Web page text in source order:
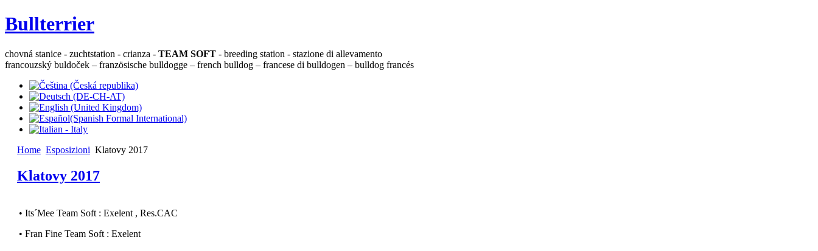
Bullterrier
chovná stanice - zuchtstation - crianza - TEAM SOFT - breeding station - stazione di allevamento
francouzský buldoček – französische bulldogge – french bulldog – francese di bulldogen – bulldog francés
Home Esposizioni Klatovy 2017
Klatovy 2017
• Its´Mee Team Soft : Exelent , Res.CAC
• Fran Fine Team Soft : Exelent